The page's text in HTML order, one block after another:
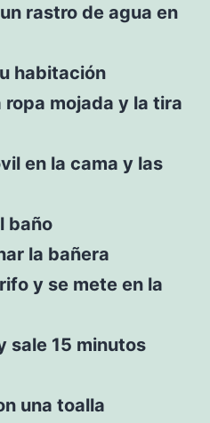
rastro de agua en
habitación
mojada y la tira
en la cama y las
baño
la bañera
y se mete en la
sale 15 minutos
una toalla